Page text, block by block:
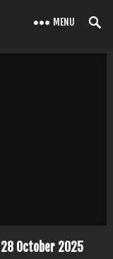
MENU
October 2025